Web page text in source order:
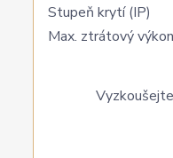
Stupeň krytí (IP)
Max. ztrátový